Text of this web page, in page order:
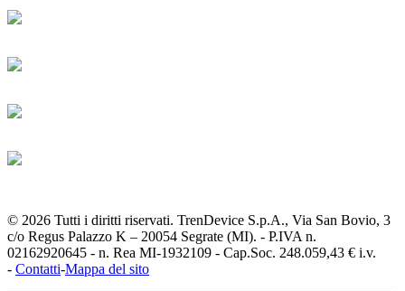
© 2026 Tutti i diritti riservati. TrenDevice S.p.A., Via San Bovio, 3
c/o Regus Palazzo K – 20054 Segrate (MI). - P.IVA n.
02162920645 - n. Rea MI-1932109 - Cap.Soc. 248.059,43 € i.v.
- Contatti-Mappa del sito